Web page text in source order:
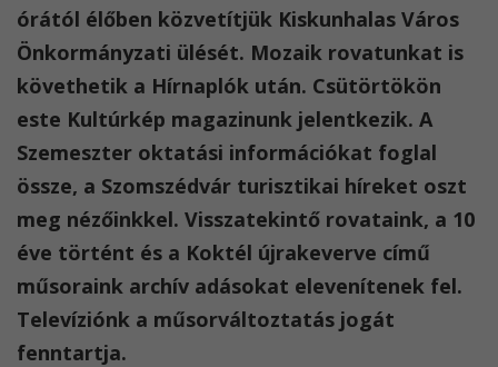
órától élőben közvetítjük Kiskunhalas Város
Önkormányzati ülését. Mozaik rovatunkat is
követhetik a Hírnaplók után. Csütörtökön
este Kultúrkép magazinunk jelentkezik. A
Szemeszter oktatási információkat foglal
össze, a Szomszédvár turisztikai híreket oszt
meg nézőinkkel. Visszatekintő rovataink, a 10
éve történt és a Koktél újrakeverve című
műsoraink archív adásokat elevenítenek fel.
Televíziónk a műsorváltoztatás jogát
fenntartja.